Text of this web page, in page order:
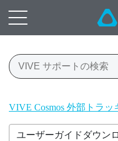
VIVE Cosmos 外部トラ
ユーザーガイドダウン